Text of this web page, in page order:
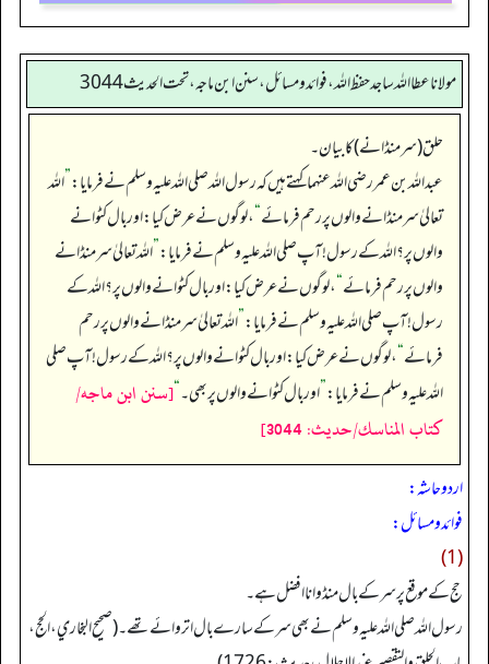
مولانا عطا الله ساجد حفظ الله، فوائد و مسائل، سنن ابن ماجه، تحت الحديث3044
حلق (سر منڈانے) کا بیان۔
عبداللہ بن عمر رضی اللہ عنہما کہتے ہیں کہ رسول اللہ صلی اللہ علیہ وسلم نے فرمایا:”اللہ
تعالیٰ سر منڈانے والوں پر رحم فرمائے“، لوگوں نے عرض کیا: اور بال کٹوانے
والوں پر؟ اللہ کے رسول! آپ صلی اللہ علیہ وسلم نے فرمایا:”اللہ تعالیٰ سر منڈانے
والوں پر رحم فرمائے“، لوگوں نے عرض کیا: اور بال کٹوانے والوں پر؟ اللہ کے
رسول! آپ صلی اللہ علیہ وسلم نے فرمایا:”اللہ تعالیٰ سر منڈانے والوں پر رحم
فرمائے“، لوگوں نے عرض کیا: اور بال کٹوانے والوں پر؟ اللہ کے رسول! آپ صلی
اللہ علیہ وسلم نے فرمایا:”اور بال کٹوانے والوں پر بھی۔‏‏‏‏“[سنن ابن ماجه/
كتاب المناسك/حدیث: 3044]
اردو حاشہ:
فوائد و مسائل:
(1)
حج کے موقع پر سر کے بال منڈوانا افضل ہے۔
رسول اللہ صلی اللہ علیہ وسلم نے بھی سر کے سارے بال اتروائے تھے۔ (صحيح البخاري، الحج،